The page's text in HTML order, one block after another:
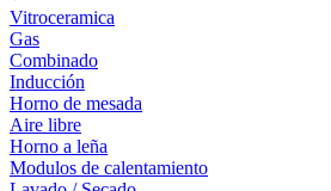
Vitroceramica
Gas
Combinado
Inducción
Horno de mesada
Aire libre
Horno a leña
Modulos de calentamiento